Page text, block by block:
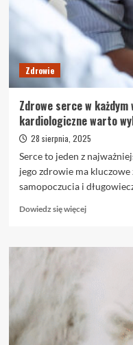
polega
komu
może
pomóc?
Zdrowie
Zdrowe serce w
kardiologiczne warto
28 sierpnia, 2025
Serce to jeden z
jego zdrowie ma kluczowe
samopoczucia i
Dowiedz się więcejDowiedz
o